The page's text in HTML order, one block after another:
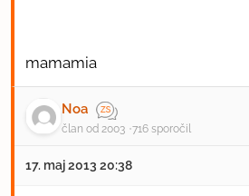
mamamia
Noa
član od 2003 716 sporočil
17. maj 2013 20:38